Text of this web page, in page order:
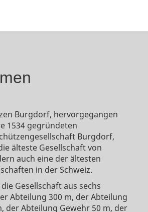
Burgdorf, hervorgegangen
1534 gegründeten
Burgdorf,
älteste Gesellschaft von
auch eine der ältesten
in der Schweiz.
Gesellschaft aus sechs
Abteilung 300 m, der Abteilung
der Abteilung Gewehr 50 m, der